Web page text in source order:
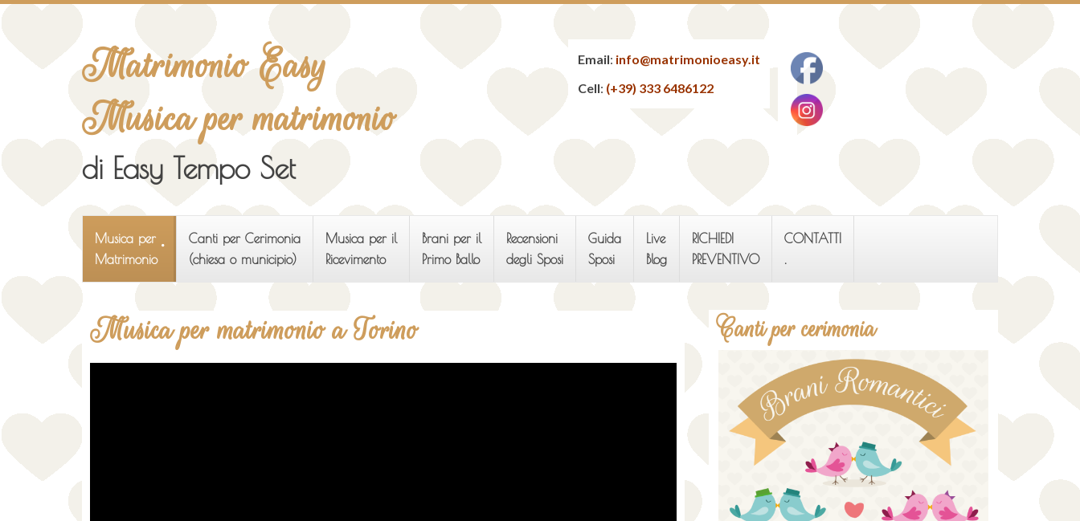
Matrimonio Easy
Musica per matrimonio
di Easy Tempo Set
Email: info@matrimonioeasy.it
Cell: (+39) 333 6486122
Musica per
Matrimonio
Canti per Cerimonia
(chiesa o municipio)
Musica per il
Ricevimento
Brani per il
Primo Ballo
Recensioni
degli Sposi
Guida
Sposi
Live
Blog
RICHIEDI
PREVENTIVO
CONTATTI
.
Musica per matrimonio a Torino Canti per cerimonia